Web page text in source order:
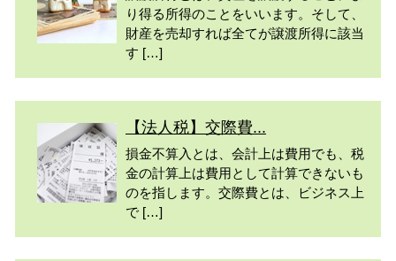
り得る所得のことをいいます。そして、
財産を売却すれば全てが譲渡所得に該当
す […]
【法人税】交際費...
損金不算入とは、会計上は費用でも、税
金の計算上は費用として計算できないも
のを指します。交際費とは、ビジネス上
で […]